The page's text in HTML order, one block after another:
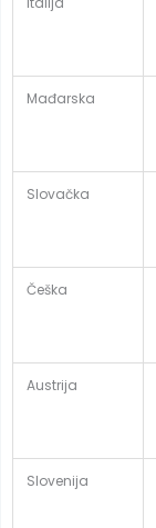
Mađarska
Slovačka
Češka
Austrija
Slovenija